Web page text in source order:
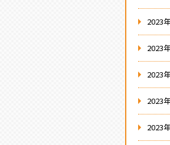
2023
2023
2023
2023
2023